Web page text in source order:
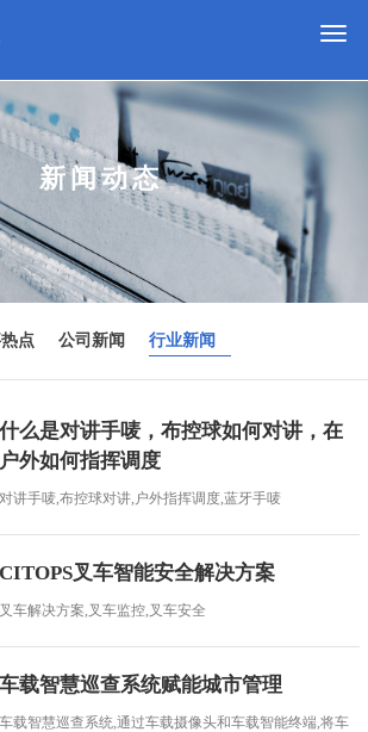
切
导
新闻动态
点 公司新闻 行业新闻
什么是对讲手唛，布控球如何对讲，在
户外如何指挥调度
对讲手唛,布控球对讲,户外指挥调度,蓝牙手唛
CITOPS叉车智能安全解决方案
叉车解决方案,叉车监控,叉车安全
车载智慧巡查系统赋能城市管理
车载智慧巡查系统,通过车载摄像头和车载智能终端,将车